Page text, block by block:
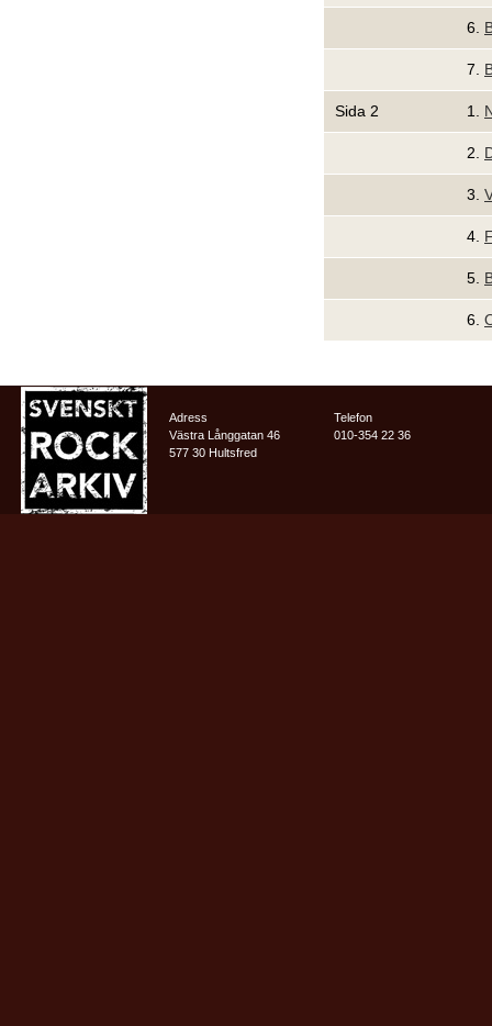
6.
7.
Sida 2 1.
2.
3.
4.
5.
6.
Adress
Västra Långgatan 46
577 30 Hultsfred
Telefon
010-354 22 36